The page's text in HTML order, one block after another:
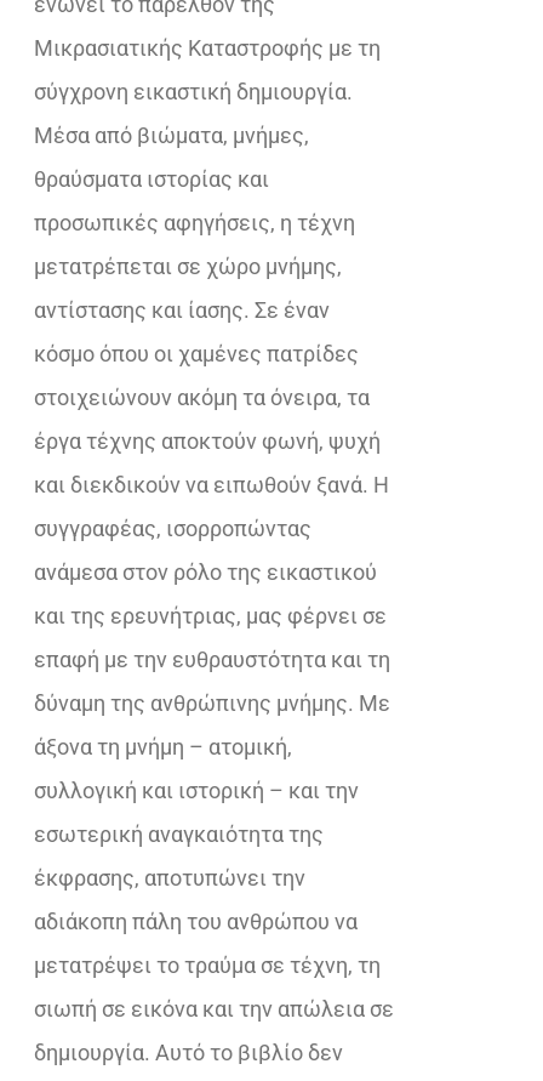
Μικρασιατικής Καταστροφής με τη
σύγχρονη εικαστική δημιουργία.
Μέσα από βιώματα, μνήμες,
θραύσματα ιστορίας και
προσωπικές αφηγήσεις, η τέχνη
μετατρέπεται σε χώρο μνήμης,
αντίστασης και ίασης. Σε έναν
κόσμο όπου οι χαμένες πατρίδες
στοιχειώνουν ακόμη τα όνειρα, τα
έργα τέχνης αποκτούν φωνή, ψυχή
και διεκδικούν να ειπωθούν ξανά. Η
συγγραφέας, ισορροπώντας
ανάμεσα στον ρόλο της εικαστικού
και της ερευνήτριας, μας φέρνει σε
επαφή με την ευθραυστότητα και τη
δύναμη της ανθρώπινης μνήμης. Με
άξονα τη μνήμη – ατομική,
συλλογική και ιστορική – και την
εσωτερική αναγκαιότητα της
έκφρασης, αποτυπώνει την
αδιάκοπη πάλη του ανθρώπου να
μετατρέψει το τραύμα σε τέχνη, τη
σιωπή σε εικόνα και την απώλεια σε
δημιουργία. Αυτό το βιβλίο δεν